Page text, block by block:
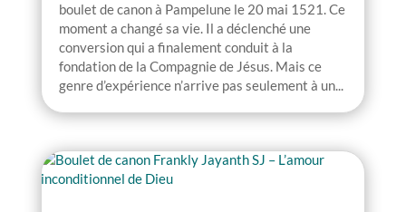
boulet de canon à Pampelune le 20 mai 1521. Ce
moment a changé sa vie. Il a déclenché une
conversion qui a finalement conduit à la
fondation de la Compagnie de Jésus. Mais ce
genre d’expérience n’arrive pas seulement à un...